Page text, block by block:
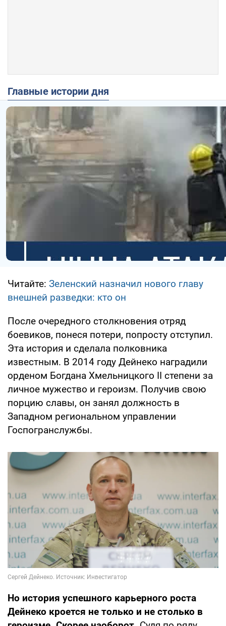
Главные истории дня
Читайте: Зеленский назначил нового главу
внешней разведки: кто он
После очередного столкновения отряд
боевиков, понеся потери, попросту отступил.
Эта история и сделала полковника
известным. В 2014 году Дейнеко наградили
орденом Богдана Хмельницкого II степени за
личное мужество и героизм. Получив свою
порцию славы, он занял должность в
Западном региональном управлении
Госпогранслужбы.
Но история успешного карьерного роста
Дейнеко кроется не только и не столько в